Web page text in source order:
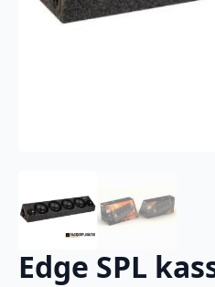
Edge SPL